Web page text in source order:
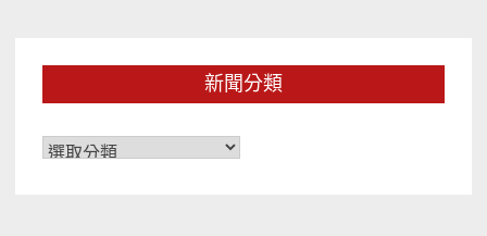
新聞分類
新